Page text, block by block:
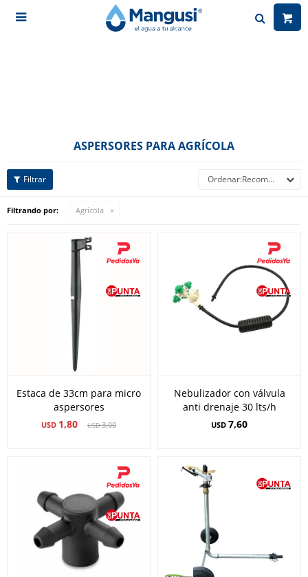

ASPERSORES PARA AGRÍCOLA
Recomendados
Filtrando por: Agrícola
Estaca de 33cm para micro
aspersores
USD 1,80 USD3,00
Nebulizador con válvula
anti drenaje 30 lts/h
USD 7,60